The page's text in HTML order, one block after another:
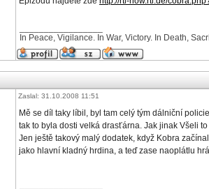
In Peace, Vigilance. In War, Victory. In Death,
Zaslal: 31.10.2008 11:51
Mě se díl taky líbil, byl tam celý tým dálniční
tak to byla dosti velká drasťárna. Jak jinak Všeli
Jen ještě takový malý dodatek, když Kobra
jako hlavní kladný hrdina, a teď zase naoplátlu